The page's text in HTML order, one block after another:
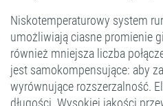
Niskotemperaturowy system
umożliwiają ciasne promienie
również mniejsza liczba
jest samokompensujące: aby
wyrównujące rozszerzalność.
długości. Wysokiej jakości